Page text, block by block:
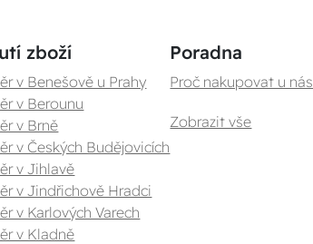
zboží
v Benešově u Prahy
v Berounu
v Brně
v Českých Budějovicích
v Jihlavě
v Jindřichově Hradci
v Karlových Varech
v Kladně
Poradna
Proč nakupovat u nás
Zobrazit vše